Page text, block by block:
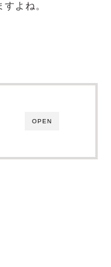
よね。
OPEN